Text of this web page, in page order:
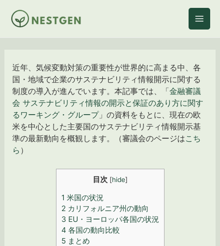
ス
近年、気候変動対策の重要性が世界的に高まる中、各
国・地域で企業のサステナビリティ情報開示に関する
制度の導入が進んでいます。本記事では、「金融審議
会 サステナビリティ情報の開示と保証のあり方に関す
るワーキング・グループ」の資料をもとに、現在の欧
米を中心とした主要国のサステナビリティ情報開示基
準の最新動向を概観します。（審議会のページはこち
ら ）
目次 [hide]
1 米国の状況
2 カリフォルニア州の動向
3 EU・ヨーロッパ各国の状況
4 各国の動向比較
5まとめ